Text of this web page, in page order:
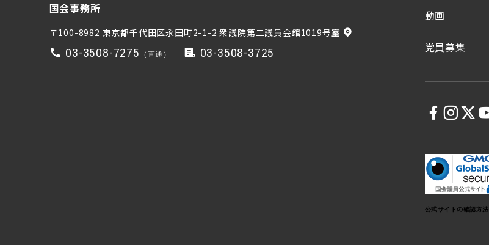
国会事務所
〒100-8982 東京都千代田区永田町2-1-2衆議院第二議員会館1019号室
03-3508-7275 （直通） 03-3508-3725
動画
党員募集
公式サイトの確認方法